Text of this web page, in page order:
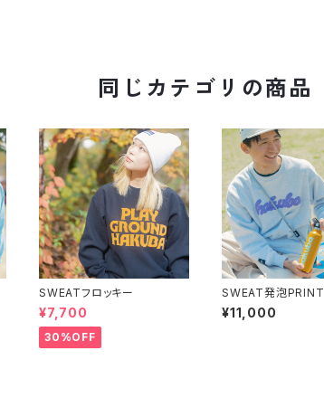
同じカテゴリの商品
SWEATフロッキー
¥7,700
30%OFF
SWEAT発泡PRINT
¥11,000